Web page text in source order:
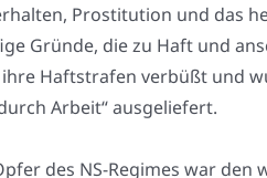
Pro­sti­tu­ti­on und das
Grün­de, die zu Haft und
Haft­stra­fen ver­büßt und
Arbeit“ aus­ge­lie­fert.
des NS-Regimes war